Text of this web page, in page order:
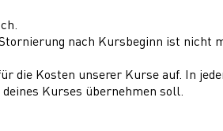
nach Kursbeginn ist nicht
die Kosten unserer Kurse auf. In
Kurses übernehmen soll.